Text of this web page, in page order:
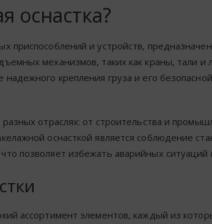
оснастка?
приспособлений и устройств,
механизмов, таких как краны, тали
надежного крепления груза и его
отраслях: от строительства и
оснасткой является соблюдение
позволяет избежать аварийных
ассортимент элементов, каждый из